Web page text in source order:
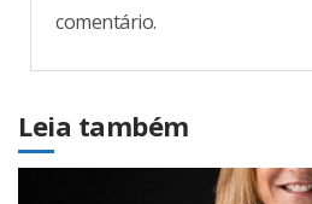
comentário.
Leia também